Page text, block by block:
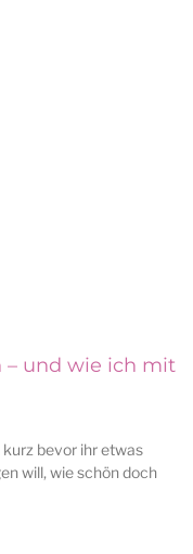
– und wie ich mit
kurz bevor ihr etwas
will, wie schön doch